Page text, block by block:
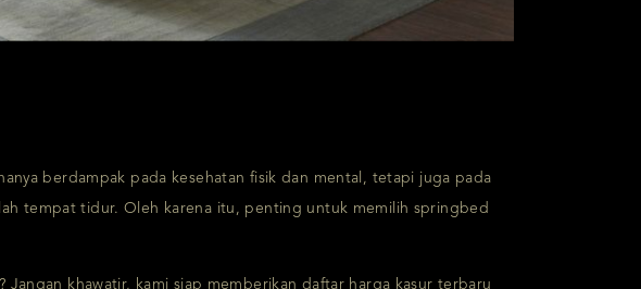
berdampak pada kesehatan fisik dan mental, tetapi juga pada
tempat tidur. Oleh karena itu, penting untuk memilih springbed
khawatir, kami siap memberikan daftar harga kasur terbaru